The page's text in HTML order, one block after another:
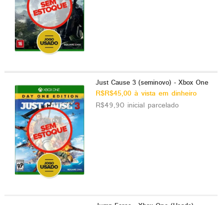
Just Cause 3 (seminovo) - Xbox One
R$R$45,00 à vista em dinheiro
R$49,90 inicial parcelado